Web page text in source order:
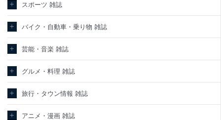
e-mail：cs@fujisan.co.jp
制定：2005年4月1日
株式会社富士山マガジンサービス
代表取締役会長 西野 伸一郎
１．個人情報保護管理者
当社は以下の個人情報保護管理者を設置し、個人情報保護管理者の
責任のもと、個人情報を取得・アクセス・利用・提供・管理いたし
ます。
スポーツ 雑誌
バイク・自動車・乗り物 雑誌
芸能・音楽 雑誌
グルメ・料理 雑誌
旅行・タウン情報 雑誌
アニメ・漫画 雑誌